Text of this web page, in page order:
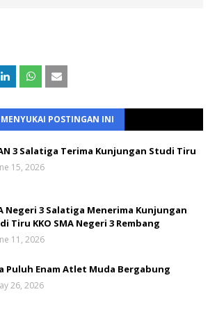
POSTINGAN INI
3 Salatiga Terima Kunjungan Studi Tiru
15, 2026
Negeri 3 Salatiga Menerima Kunjungan
Tiru KKO SMA Negeri 3 Rembang
11, 2026
Puluh Enam Atlet Muda Bergabung
26, 2026